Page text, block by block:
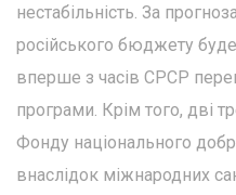
нестабільність. За
російського бюджету
вперше з часів СРСР
програми. Крім того, дві
Фонду національного
внаслідок міжнародних